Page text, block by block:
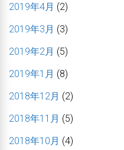
2019年4月 (2)
2019年3月 (3)
2019年2月 (5)
2019年1月 (8)
2018年12月 (2)
2018年11月 (5)
2018年10月 (4)